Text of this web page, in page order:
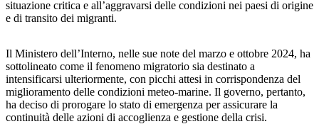
situazione critica e all’aggravarsi delle condizioni nei paesi di origine
e di transito dei migranti.
Il Ministero dell’Interno, nelle sue note del marzo e ottobre 2024, ha
sottolineato come il fenomeno migratorio sia destinato a
intensificarsi ulteriormente, con picchi attesi in corrispondenza del
miglioramento delle condizioni meteo-marine. Il governo, pertanto,
ha deciso di prorogare lo stato di emergenza per assicurare la
continuità delle azioni di accoglienza e gestione della crisi.